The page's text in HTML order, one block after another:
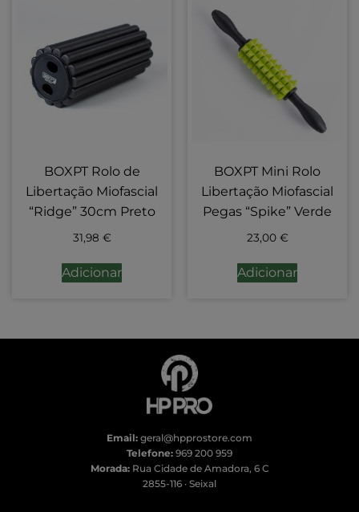
BOXPT Rolo de
Libertação Miofascial
“Ridge” 30cm Preto
31,98 €
Adicionar
BOXPT Mini Rolo
Libertação Miofascial
Pegas “Spike” Verde
23,00 €
Adicionar
Email: geral@hpprostore.com
Telefone: 969 200 959
Morada:Rua Cidade de Amadora, 6 C
2855-116 · Seixal